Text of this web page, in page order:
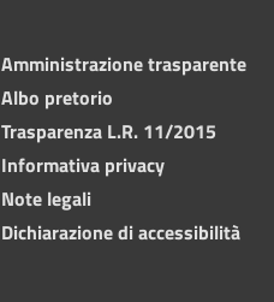
Amministrazione trasparente
Albo pretorio
Trasparenza L.R. 11/2015
Informativa privacy
Note legali
Dichiarazione di accessibilità